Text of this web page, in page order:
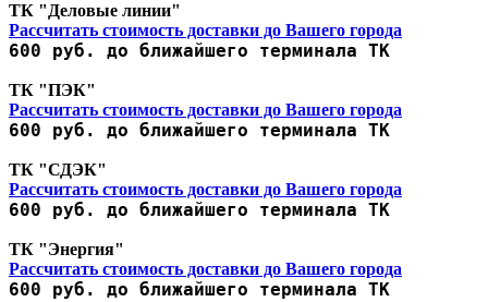
ТК "Деловые линии"
Рассчитать стоимость доставки до Вашего города
600 руб. до ближайшего терминала ТК
ТК "ПЭК"
Рассчитать стоимость доставки до Вашего города
600 руб. до ближайшего терминала ТК
ТК "СДЭК"
Рассчитать стоимость доставки до Вашего города
600 руб. до ближайшего терминала ТК
ТК "Энергия"
Рассчитать стоимость доставки до Вашего города
600 руб. до ближайшего терминала ТК